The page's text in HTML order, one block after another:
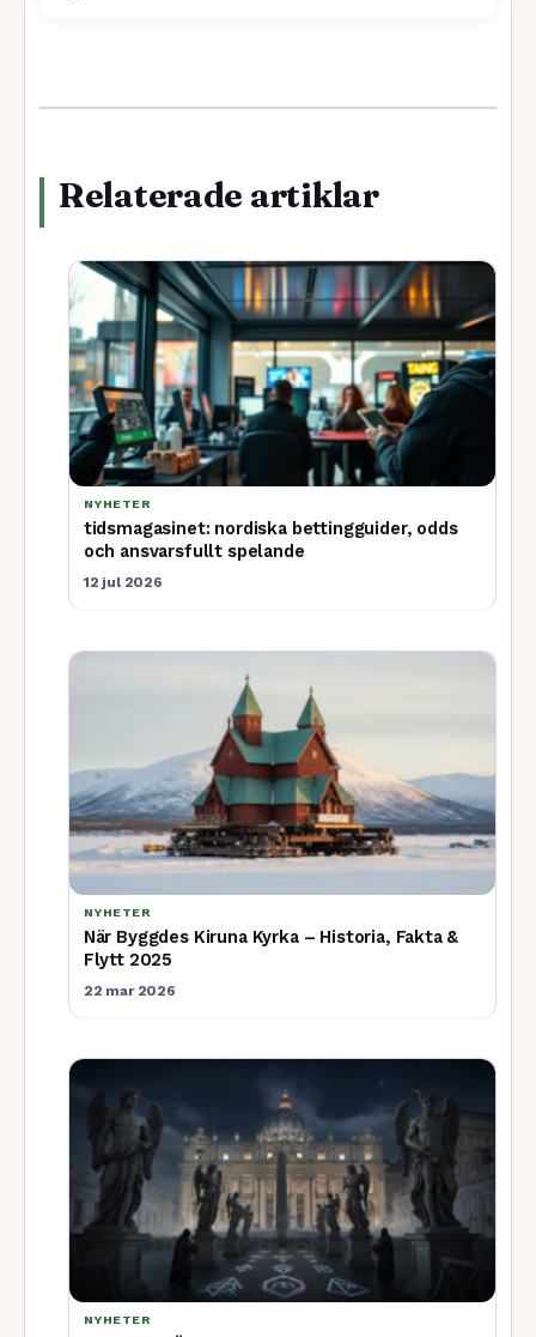
Relaterade artiklar
NYHETER
tidsmagasinet: nordiska bettingguider, odds
och ansvarsfullt spelande
12 jul 2026
NYHETER
När Byggdes Kiruna Kyrka – Historia, Fakta &
Flytt 2025
22 mar 2026
NYHETER